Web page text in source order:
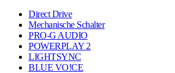
Direct Drive
Mechanische Schalter
PRO-G AUDIO
POWERPLAY 2
LIGHTSYNC
BLUE VO!CE